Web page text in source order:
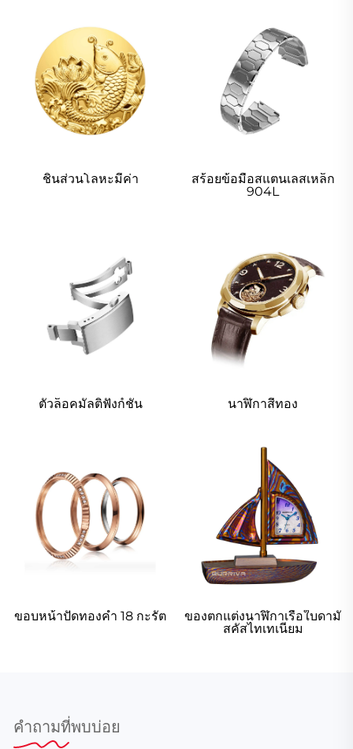
ชิ้นส่วนโลหะมีค่า
สร้อยข้อมือสแตนเลสเหล็ก
904L
ตัวล็อคมัลติฟังก์ชัน นาฬิกาสีทอง
ขอบหน้าปัดทองคำ 18 กะรัต
ของตกแต่งนาฬิกาเรือใบดามั
สคัสไทเทเนียม
คำถามที่พบบ่อย